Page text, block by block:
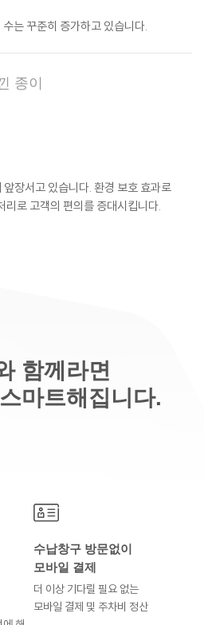
는 꾸준히 증가하고 있습니다.
종이
앞장서고 있습니다. 환경 보호 효과로
리로 고객의 편의를 증대시킵니다.
함께라면
마트해집니다.
수납창구 방문없이
모바일 결제
더 이상 기다릴 필요 없는
모바일 결제 및 주차비 정산